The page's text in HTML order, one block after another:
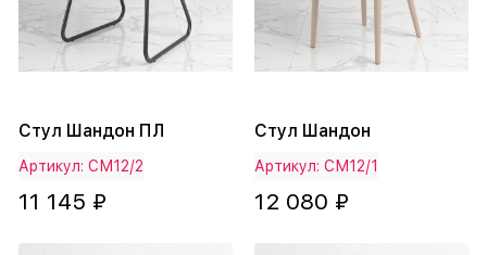
Стул Шандон ПЛ
Артикул: СМ12/2
11 145 ₽
Стул Шандон
Артикул: СМ12/1
12 080 ₽